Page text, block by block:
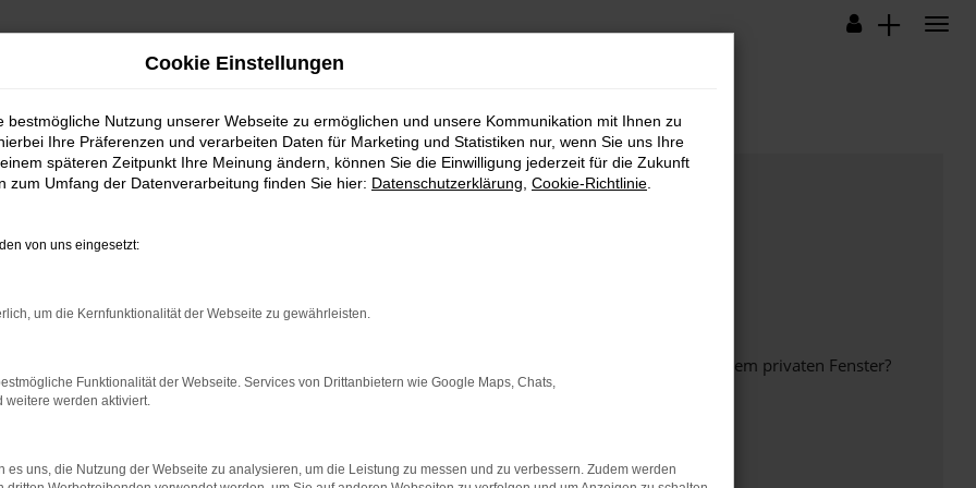
bestimmter Seiten verhindern. Funktioniert die Seite in einem anderen Browser oder in einem privaten Fenster?
beheben.
auf dem neuesten Stand sind.
kann auch dazu führen, dass bestimmte Funktionen nicht mehr unterstützt werden.
Cookie Einstellungen
bestmögliche Nutzung unserer Webseite zu ermöglichen und unsere Kommunikation mit Ihnen zu
Ihre Präferenzen und verarbeiten Daten für Marketing und Statistiken nur, wenn Sie uns Ihre
späteren Zeitpunkt Ihre Meinung ändern, können Sie die Einwilligung jederzeit für die Zukunft
zum Umfang der Datenverarbeitung finden Sie hier: Datenschutzerklärung Cookie-Richtlinie
von uns eingesetzt:
um die Kernfunktionalität der Webseite zu gewährleisten.
Funktionalität der Webseite. Services von Drittanbietern wie Google Maps, Chats,
weitere werden aktiviert.
es uns, die Nutzung der Webseite zu analysieren, um die Leistung zu messen und zu verbessern. Zudem werden